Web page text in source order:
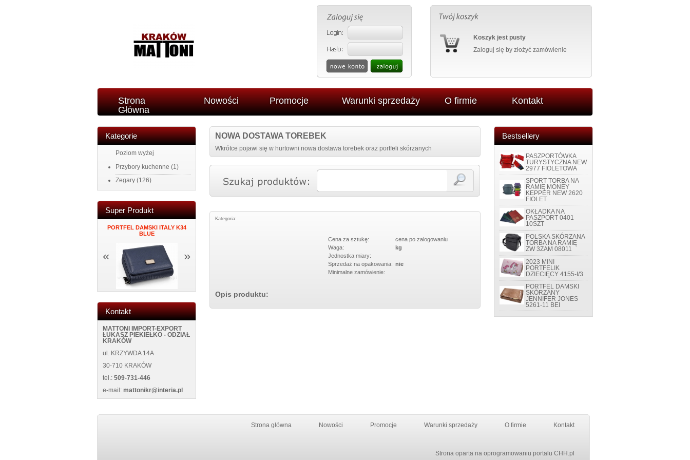
Koszyk jest pusty
Zaloguj się by złożyć zamówienie
Strona
Główna
Nowości Promocje Warunki sprzedaży O firmie Kontakt
Kategorie
Poziom wyżej
Przybory kuchenne (1)
Zegary (126)
Super Produkt
PORTFEL DAMSKI ITALY K34
BLUE
« »
Kontakt
MATTONI IMPORT-EXPORT
ŁUKASZ PIEKIEŁKO - ODZIAŁ
KRAKÓW
ul. KRZYWDA 14A
30-710 KRAKÓW
tel.: 509-731-446
e-mail: mattonikr@interia.pl
NOWA DOSTAWA TOREBEK
Wkrótce pojawi się w hurtowni nowa dostawa torebek oraz portfeli skórzanych
Kategoria:
Cena za sztukę:
cena po zalogowaniu
Waga:
kg
Jednostka miary:
Sprzedaż na opakowania: nie
Minimalne zamówienie:
Opis produktu:
Bestsellery
PASZPORTÓWKA
TURYSTYCZNA NEW
2977 FIOLETOWA
SPORT TORBA NA
RAMIĘ MONEY
KEPPER NEW 2620
FIOLET
OKŁADKA NA
PASZPORT 0401
10SZT
POLSKA SKÓRZANA
TORBA NA RAMIĘ
ZW 3ZAM 08011
2023 MINI
PORTFELIK
DZIECIĘCY 4155-I/3
PORTFEL DAMSKI
SKÓRZANY
JENNIFER JONES
5261-11 BEI
Strona główna Nowości Promocje Warunki sprzedaży O firmie Kontakt
Strona oparta na oprogramowaniu portalu CHH.pl